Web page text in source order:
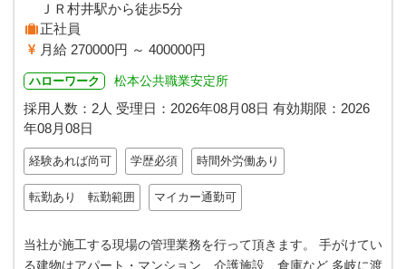
ＪＲ村井駅から徒歩5分
正社員
月給 270000円 ～ 400000円
ハローワーク 松本公共職業安定所
採用人数：2人 受理日： 2026年08月08日 有効期限： 2026
年08月08日
経験あれば尚可 学歴必須 時間外労働あり
転勤あり 転勤範囲 マイカー通勤可
当社が施工する現場の管理業務を行って頂きます。 手がけてい
る建物はアパート・マンション、介護施設、倉庫など 多岐に渡